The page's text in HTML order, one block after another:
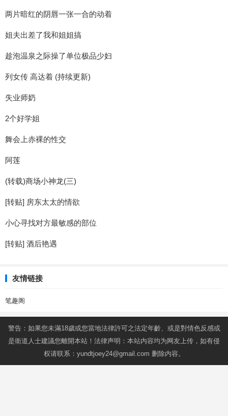
两片暗红的阴唇一张一合的动着
姐夫出差了我和姐姐搞
趁泡温泉之际操了单位极品少妇
列女传 高达着 (持续更新)
失业师奶
2个好学姐
舞会上赤裸的性交
阿莲
(转载)商场小神龙(三)
[转贴] 房东太太的情欲
小心寻找对方最敏感的部位
[转贴] 酒后艳遇
友情链接
笔趣阁
警告：如果您未滿18歲或您當地法律許可之法定年齡、或是對情色反感或
是衛道人士建議您離開本站！法律声明：本站内容均为网友上传，如有侵
权请联系： yundtjoey24@gmail.com 删除内容。